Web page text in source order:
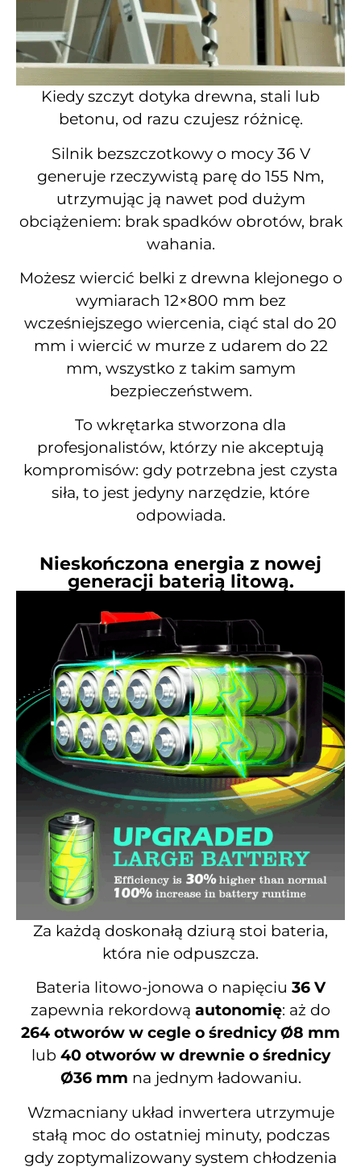
Kiedy szczyt dotyka drewna, stali lub
betonu, od razu czujesz różnicę.
Silnik bezszczotkowy o mocy 36 V
generuje rzeczywistą parę do 155 Nm,
utrzymując ją nawet pod dużym
obciążeniem: brak spadków obrotów, brak
wahania.
Możesz wiercić belki z drewna klejonego o
wymiarach 12×800 mm bez
wcześniejszego wiercenia, ciąć stal do 20
mm i wiercić w murze z udarem do 22
mm, wszystko z takim samym
bezpieczeństwem.
To wkrętarka stworzona dla
profesjonalistów, którzy nie akceptują
kompromisów: gdy potrzebna jest czysta
siła, to jest jedyny narzędzie, które
odpowiada.
Nieskończona energia z nowej
generacji baterią litową.
Za każdą doskonałą dziurą stoi bateria,
która nie odpuszcza.
Bateria litowo-jonowa o napięciu 36 V
zapewnia rekordową autonomię: aż do
264 otworów w cegle o średnicy Ø8 mm
lub 40 otworów w drewnie o średnicy
Ø36 mm na jednym ładowaniu.
Wzmacniany układ inwertera utrzymuje
stałą moc do ostatniej minuty, podczas
gdy zoptymalizowany system chłodzenia